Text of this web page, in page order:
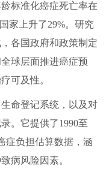
标准化癌症死亡率在
家上升了29%。研究
各国政府和政策制定
球层面推进癌症预
可及性。
命登记系统，以及对
。它提供了1990至
症负担估算数据，涵
病风险因素。